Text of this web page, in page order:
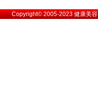
Copyright© 2005-2023健康美